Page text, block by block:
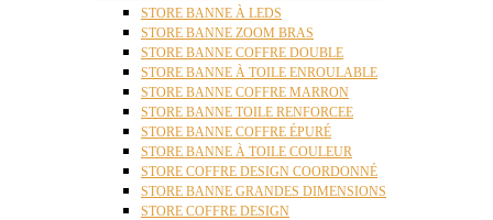
STORE BANNE À LEDS
STORE BANNE ZOOM BRAS
STORE BANNE COFFRE DOUBLE
STORE BANNE À TOILE ENROULABLE
STORE BANNE COFFRE MARRON
STORE BANNE TOILE RENFORCEE
STORE BANNE COFFRE ÉPURÉ
STORE BANNE À TOILE COULEUR
STORE COFFRE DESIGN COORDONNÉ
STORE BANNE GRANDES DIMENSIONS
STORE COFFRE DESIGN